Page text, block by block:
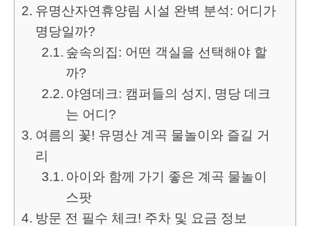
유명산자연휴양림 시설 완벽 분석: 어디가
명당일까?
숲속의집: 어떤 객실을 선택해야 할
까?
야영데크: 캠퍼들의 성지, 명당 데크
는 어디?
여름의 꽃! 유명산 계곡 물놀이와 즐길 거
리
아이와 함께 가기 좋은 계곡 물놀이
스팟
방문 전 필수 체크! 주차 및 요금 정보